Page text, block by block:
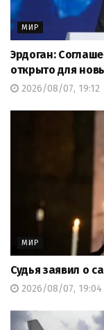
МИР
Эрдоган:
открыто для
2026/08/07, 19:12
МИР
Судья заявил о
2026/08/07, 19:04